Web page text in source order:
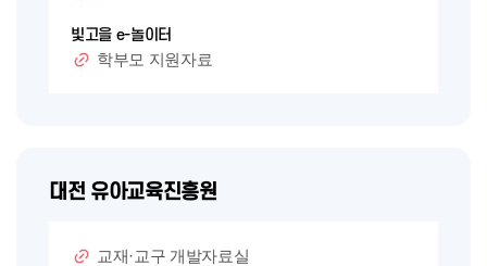
빛고을 e-놀이터
학부모 지원자료
대전 유아교육진흥원
교재·교구 개발자료실